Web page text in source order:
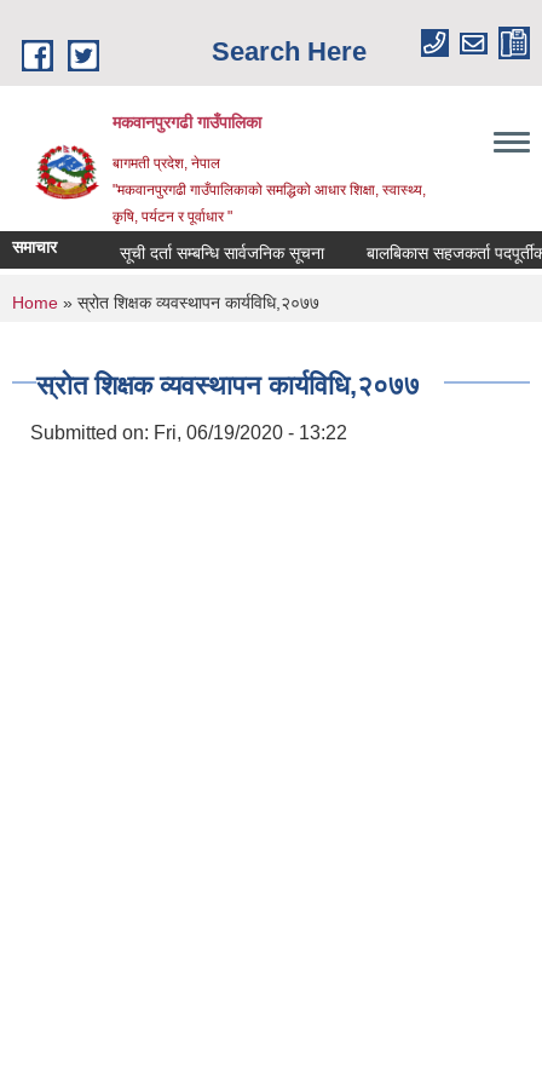
Search Here
मकवानपुरगढी गाउँपालिका
बागमती प्रदेश, नेपाल
"मकवानपुरगढी गाउँपालिकाको समद्धिको आधार शिक्षा, स्‍वास्‍थ्‍य,
कृषि, पर्यटन र पूर्वाधार "
समाचार सूची दर्ता सम्बन्धि सार्वजनिक सूचना बालबिकास सहजकर्ता पदपूर्तीका
You are here
Home » स्रोत शिक्षक व्यवस्थापन कार्यविधि,२०७७
स्रोत शिक्षक व्यवस्थापन कार्यविधि,२०७७
Submitted on: Fri, 06/19/2020 - 13:22